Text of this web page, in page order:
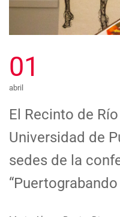
01
abril
El Recinto de
Universidad de
sedes de la